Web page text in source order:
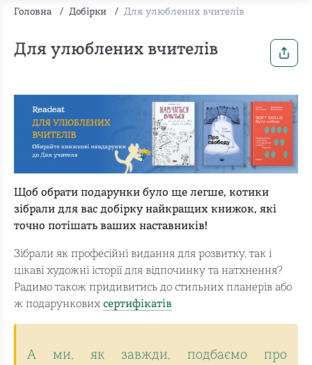
Головна / Добірки / Для улюблених вчителів
Для улюблених вчителів
Щоб обрати подарунки було ще легше, котики
зібрали для вас добірку найкращих книжок, які
точно потішать ваших наставників!
Зібрали як професійні видання для розвитку, так і
цікаві художні історії для відпочинку та натхнення?
Радимо також придивитись до стильних планерів або
ж подарункових сертифікатів
А ми, як завжди, подбаємо про